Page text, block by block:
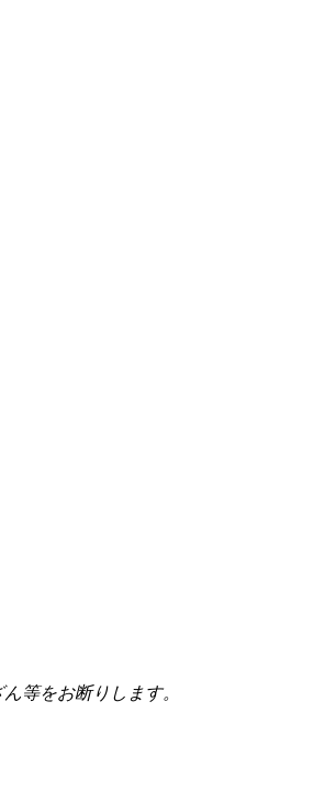
等をお断りします。